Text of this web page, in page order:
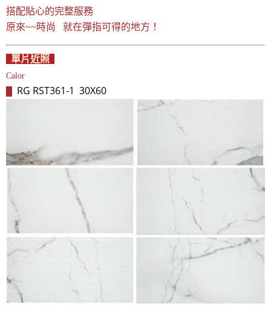
搭配貼心的完整服務
原來~~時尚   就在彈指可得的地方！
單片近照
Calor
RG RST361-1 30X60